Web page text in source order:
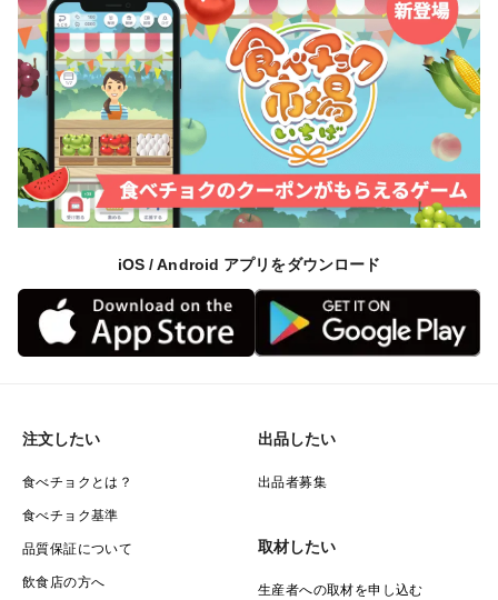
iOS / Android アプリをダウンロード
注文したい
食べチョクとは？
食べチョク基準
品質保証について
飲食店の方へ
出品したい
出品者募集
取材したい
生産者への取材を申し込む